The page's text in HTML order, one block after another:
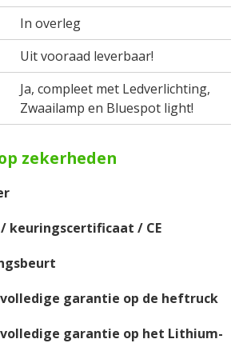
In overleg
Uit vooraad leverbaar!
Ja, compleet met Ledverlichting,
Zwaailamp en Bluespot light!
zekerheden
keuringscertificaat / CE
volledige garantie op de heftruck
volledige garantie op het Lithium-